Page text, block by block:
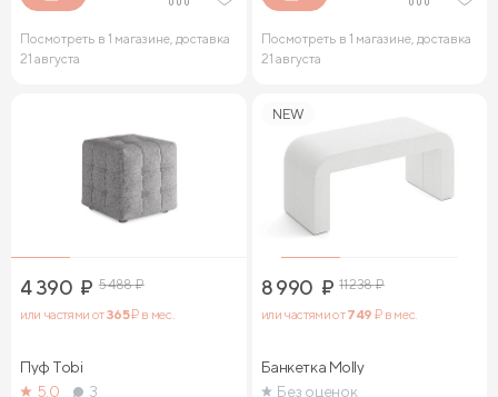
Посмотреть в 1 магазине, доставка
21 августа
Посмотреть в 1 магазине, доставка
21 августа
4 390 ₽ 5 488₽
или частями от365₽ в мес.
Пуф Tobi
5.0
3
NEW
8 990 ₽ 11 238₽
или частями от749 ₽ в мес.
Банкетка Molly
Без оценок